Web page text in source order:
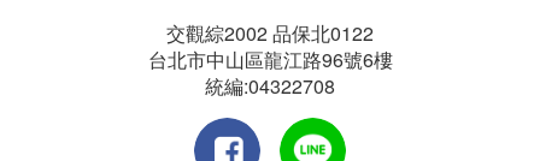
交觀綜2002 品保北0122
台北市中山區龍江路96號6樓
統編:04322708